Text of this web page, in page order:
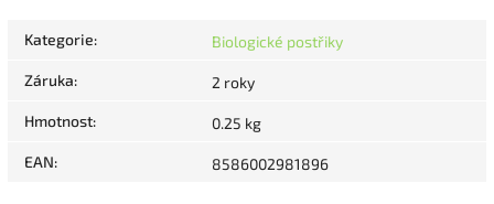
Kategorie: Biologické postřiky
Záruka: 2 roky
Hmotnost: 0.25 kg
EAN: 8586002981896